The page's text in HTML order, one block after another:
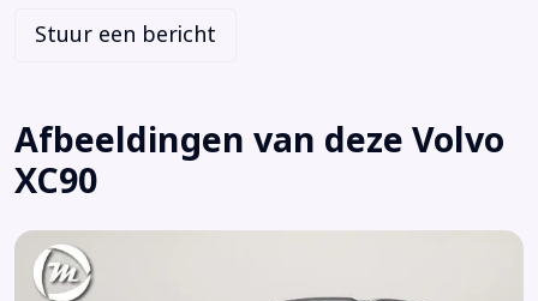
Achteruitrijcamera
Airbag(s) hoofd achter
Airbag(s) hoofd voor
Airbag(s) side voor
Airbag bestuurder
Stuur een bericht
Afbeeldingen van deze Volvo
XC90